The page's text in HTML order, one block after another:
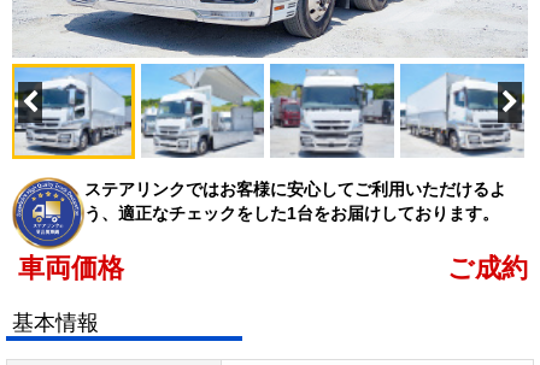
ステアリンクではお客様に安心してご利用いただけるよ
う、適正なチェックをした1台をお届けしております。
車両価格 ご成約
基本情報